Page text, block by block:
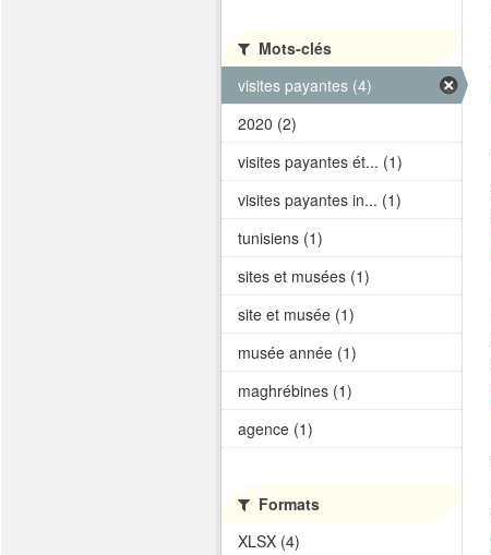
Mots-clés
visites payantes (4)
2020 (2)
visites payantes ét... (1)
visites payantes in... (1)
tunisiens (1)
sites et musées (1)
site et musée (1)
musée année (1)
maghrébines (1)
agence (1)
Formats
XLSX (4)